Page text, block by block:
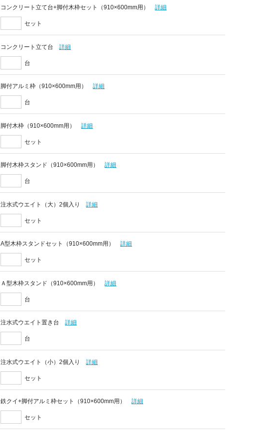
コンクリート立て台+脚付木枠セット（910×600mm用） 詳細
セット
コンクリート立て台 詳細
台
脚付アルミ枠（910×600mm用） 詳細
台
脚付木枠（910×600mm用） 詳細
セット
脚付木枠スタンド（910×600mm用） 詳細
台
注水式ウエイト（大）2個入り 詳細
セット
A型木枠スタンドセット（910×600mm用） 詳細
セット
Ａ型木枠スタンド（910×600mm用） 詳細
台
注水式ウエイト置き台 詳細
台
注水式ウエイト（小）2個入り 詳細
セット
鉄クイ+脚付アルミ枠セット（910×600mm用） 詳細
セット